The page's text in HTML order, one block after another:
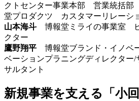
クトセンター事業本部 営業統括
堂プロダクツ カスタマーリレーシ
山本海斗 博報堂ミライの事業室
クター
鷹野翔平 博報堂ブランド・イノベ
ベーションプラニングディレクター/
サルタント
新規事業を支える「小